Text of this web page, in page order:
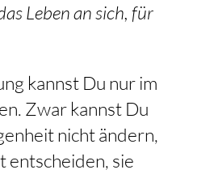
Leben an sich, für
kannst Du nur im
Zwar kannst Du
nicht ändern,
entscheiden, sie